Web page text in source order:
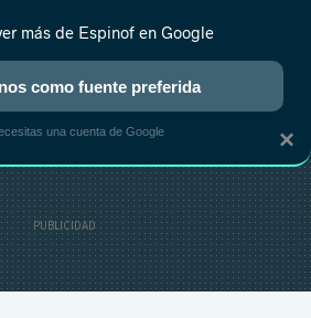
REALITY ANIME RANKINGS CINE
×
más de Espinof en Google
como fuente preferida
una cuenta de Google